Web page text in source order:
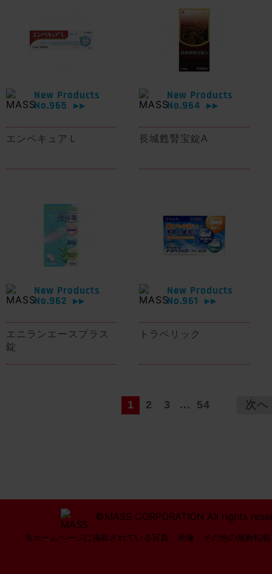
New Products
No.965
▶▶
エンペキュアＬ
New Products
No.964
▶▶
長城甦腎宝錠A
New Products
No.962
▶▶
エニランエースプラス
錠
New Products
No.961
▶▶
トラベリック
1 2 3 ... 54 次
©MASS CORPORATION All rights
当ホームページに掲載されている写真・画像・その他の無断転